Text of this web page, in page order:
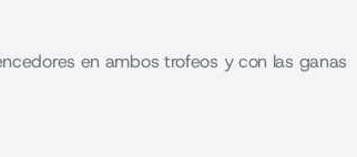
en ambos trofeos y con las ganas